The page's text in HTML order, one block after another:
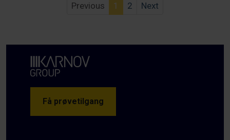
Previous 1 2 Next
Få prøvetilgang